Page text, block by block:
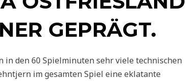
GEPRÄGT.
in den 60 Spielminuten sehr viele technischen
im gesamten Spiel eine eklatante